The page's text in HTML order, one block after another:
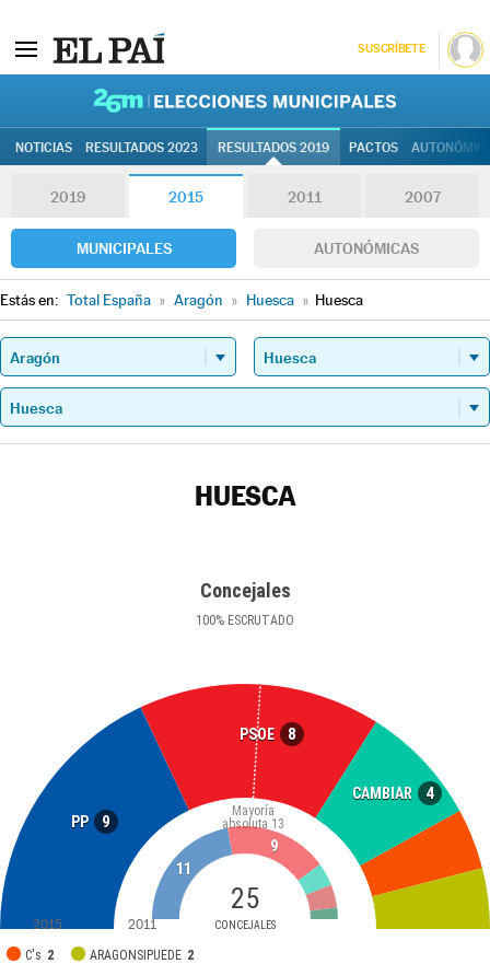
SUSCRÍBETE
NOTICIAS RESULTADOS 2023 RESULTADOS 2019 PACTOS
2019 2015 2011 2007
MUNICIPALES AUTONÓMICAS
Estás en: Total España » Aragón » Huesca » Huesca
HUESCA
Concejales
100% ESCRUTADO
PP 9
PSOE 8
CAMBIAR 4
25
CONCEJALES
Mayoría
absoluta 13
C's 2 ARAGONSIPUEDE 2
11
9
2015 2011